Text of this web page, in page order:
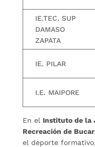
IE.TEC. SUP
DAMASO
ZAPATA
IE. PILAR
I.E. MAIPORE
En el Instituto de la
Recreación de
el deporte